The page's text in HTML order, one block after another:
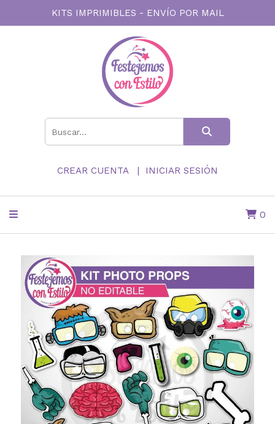
KITS IMPRIMIBLES - ENVÍO POR MAIL
CREAR CUENTA INICIAR SESIÓN
0